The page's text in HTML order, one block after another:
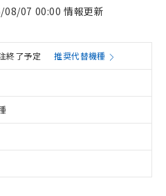
08/07 00:00 情報更新
終了予定 推奨代替機種